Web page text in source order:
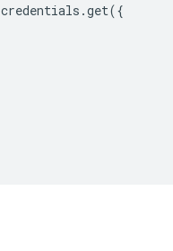
credentials .get({